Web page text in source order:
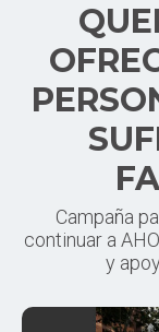
Campaña
continuar a
y